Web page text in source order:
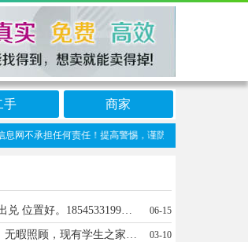
手 商家
不承担任何责任！提高警惕，谨防诈骗！做推广、做信
超市 急兑。低价出兑 ​位置好。18545331997闲聊的绕 06-15
因本人身体原因，无暇照顾，现有学生之家出兑，生源稳定，接手保你挣钱，闲聊的别来，有想法的联系13091539546 03-10